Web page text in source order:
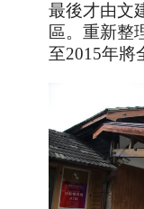
最後才由文
區。重新整
至2015年將